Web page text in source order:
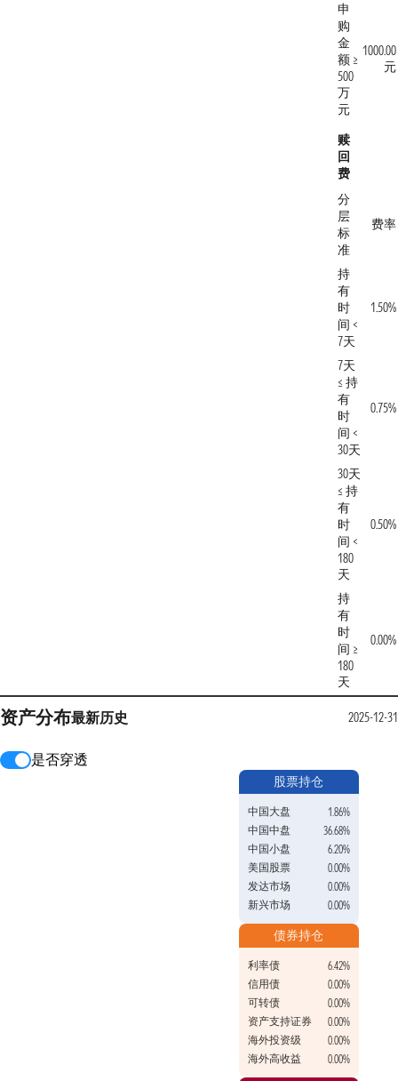
申
购
金
额 ≥
500
万
元
1000.00
元
赎
回
费
分
层
标
准
费率
持
有
时
间 <
7天
1.50%
7天
≤ 持
有
时
间 <
30天
0.75%
30天
≤ 持
有
时
间 <
180
天
0.50%
持
有
时
间 ≥
180
天
0.00%
资产分布最新历史 2025-12-31
是否穿透
股票持仓
中国大盘
1.86%
中国中盘
36.68%
中国小盘
6.20%
美国股票
0.00%
发达市场
0.00%
新兴市场
0.00%
债券持仓
利率债
6.42%
信用债
0.00%
可转债
0.00%
资产支持证券
0.00%
海外投资级
0.00%
海外高收益
0.00%